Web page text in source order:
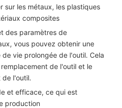
sur les métaux, les plastiques
composites
des paramètres de
vous pouvez obtenir une
vie prolongée de l'outil. Cela
de l'outil et le
de l'outil.
et efficace, ce qui est
production